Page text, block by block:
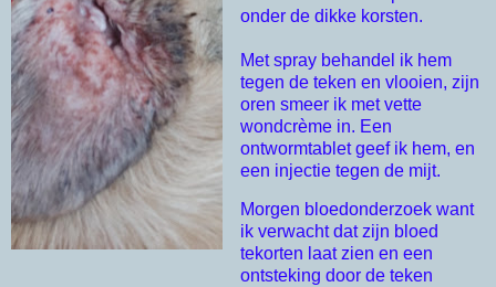
onder de dikke korsten.
Met spray behandel ik hem
tegen de teken en vlooien, zijn
oren smeer ik met vette
wondcrème in. Een
ontwormtablet geef ik hem, en
een injectie tegen de mijt.
Morgen bloedonderzoek want
ik verwacht dat zijn bloed
tekorten laat zien en een
ontsteking door de teken